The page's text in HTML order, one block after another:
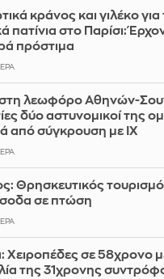
κράνος και γιλέκο για
πατίνια στο Παρίσι:
πρόστιμα
στη λεωφόρο Αθηνών-
δύο αστυνομικοί της
από σύγκρουση με ΙΧ
Θρησκευτικός
σε πτώση
Χειροπέδες σε 58χρονο
της 31χρονης